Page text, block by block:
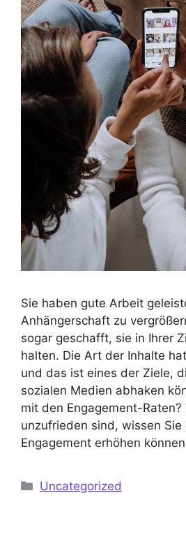
Sie haben gute Arbeit
Anhängerschaft zu
sogar geschafft, sie in Ihrer
halten. Die Art der Inhalte
und das ist eines der Ziele,
sozialen Medien abhaken
mit den Engagement-Raten?
unzufrieden sind, wissen
Engagement erhöhen
Kategorien
Uncategorized